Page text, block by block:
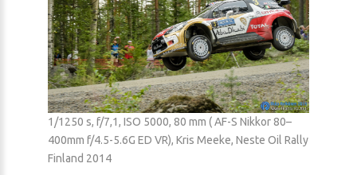
1/1250 s, f/7,1, ISO 5000, 80 mm ( AF-S Nikkor 80–
400mm f/4.5-5.6G ED VR), Kris Meeke, Neste Oil Rally
Finland 2014